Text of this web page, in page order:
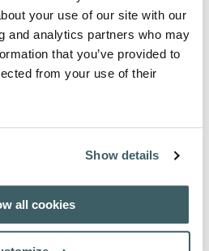
your use of our site with our
and analytics partners who may
that you’ve provided to
from your use of their
Show details
all cookies
Magistri Guillelmi
Summa aurea.
Liber II-II
Grottaferrata, Paris.
Prezzo: € 44,00